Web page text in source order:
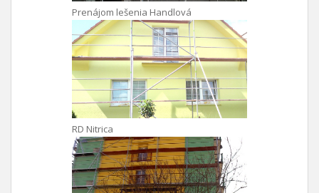
Prenájom lešenia Handlová
RD Nitrica